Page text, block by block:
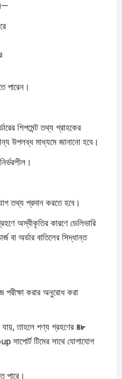
পারেন।
শিপমেন্ট তথ্য গ্রাহকের
উপলব্ধ মাধ্যমে জানানো হবে।
তথ্য প্রদান করতে হবে।
অস্বীকৃতির কারণে ডেলিভারি
বা অর্ডার বাতিলের সিদ্ধান্ত
পরীক্ষা করার অনুরোধ করা
তাহলে পণ্য গ্রহণের ৪৮
সাপোর্ট টিমের সাথে যোগাযোগ
পারে।